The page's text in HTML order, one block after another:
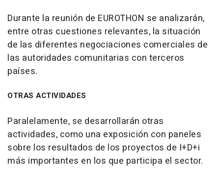
Durante la reunión de EUROTHON se analizarán,
entre otras cuestiones relevantes, la situación
de las diferentes negociaciones comerciales de
las autoridades comunitarias con terceros
países.
OTRAS ACTIVIDADES
Paralelamente, se desarrollarán otras
actividades, como una exposición con paneles
sobre los resultados de los proyectos de I+D+i
más importantes en los que participa el sector.